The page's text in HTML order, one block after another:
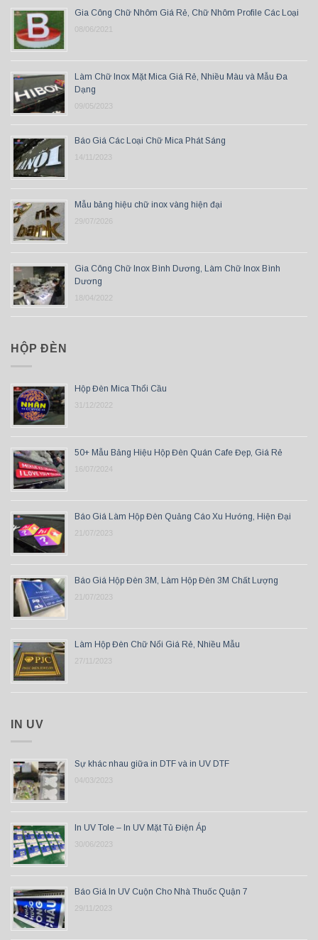
Gia Công Chữ Nhôm Giá Rẻ, Chữ Nhôm Profile Các Loại
08/06/2021
Làm Chữ Inox Mặt Mica Giá Rẻ, Nhiều Màu và Mẫu Đa
Dạng
09/05/2023
Báo Giá Các Loại Chữ Mica Phát Sáng
14/11/2023
Mẫu bảng hiệu chữ inox vàng hiện đại
29/07/2026
Gia Công Chữ Inox Bình Dương, Làm Chữ Inox Bình
Dương
18/04/2022
HỘP ĐÈN
Hộp Đèn Mica Thổi Cầu
31/12/2022
50+ Mẫu Bảng Hiệu Hộp Đèn Quán Cafe Đẹp, Giá Rẻ
16/07/2024
Báo Giá Làm Hộp Đèn Quảng Cáo Xu Hướng, Hiện Đại
21/07/2023
Báo Giá Hộp Đèn 3M, Làm Hộp Đèn 3M Chất Lượng
21/07/2023
Làm Hộp Đèn Chữ Nổi Giá Rẻ, Nhiều Mẫu
27/11/2023
IN UV
Sự khác nhau giữa in DTF và in UV DTF
04/03/2023
In UV Tole – In UV Mặt Tủ Điện Áp
30/06/2023
Báo Giá In UV Cuộn Cho Nhà Thuốc Quận 7
29/11/2023